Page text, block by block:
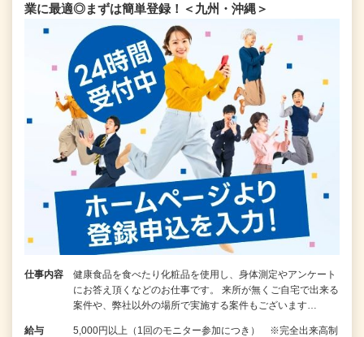
業に最適◎まずは簡単登録！＜九州・沖縄＞
仕事内容
健康食品を食べたり化粧品を使用し、身体測定やアンケート
にお答え頂くなどのお仕事です。 来所が無くご自宅で出来る
案件や、弊社以外の場所で実施する案件もございます…
給与 5,000円以上（1回のモニター参加につき） ※完全出来高制